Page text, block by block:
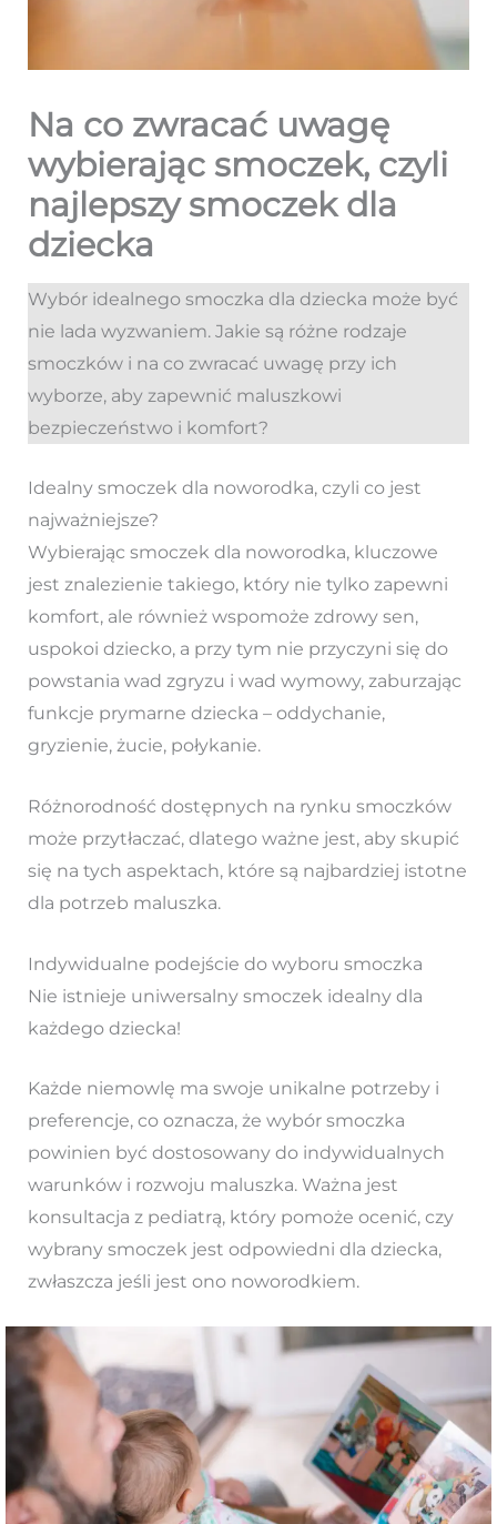
Na co zwracać uwagę
wybierając smoczek, czyli
najlepszy smoczek dla
dziecka
Wybór idealnego smoczka dla dziecka może być
nie lada wyzwaniem. Jakie są różne rodzaje
smoczków i na co zwracać uwagę przy ich
wyborze, aby zapewnić maluszkowi
bezpieczeństwo i komfort?
Idealny smoczek dla noworodka, czyli co jest
najważniejsze?
Wybierając smoczek dla noworodka, kluczowe
jest znalezienie takiego, który nie tylko zapewni
komfort, ale również wspomoże zdrowy sen,
uspokoi dziecko, a przy tym nie przyczyni się do
powstania wad zgryzu i wad wymowy, zaburzając
funkcje prymarne dziecka – oddychanie,
gryzienie, żucie, połykanie.
Różnorodność dostępnych na rynku smoczków
może przytłaczać, dlatego ważne jest, aby skupić
się na tych aspektach, które są najbardziej istotne
dla potrzeb maluszka.
Indywidualne podejście do wyboru smoczka
Nie istnieje uniwersalny smoczek idealny dla
każdego dziecka!
Każde niemowlę ma swoje unikalne potrzeby i
preferencje, co oznacza, że wybór smoczka
powinien być dostosowany do indywidualnych
warunków i rozwoju maluszka. Ważna jest
konsultacja z pediatrą, który pomoże ocenić, czy
wybrany smoczek jest odpowiedni dla dziecka,
zwłaszcza jeśli jest ono noworodkiem.